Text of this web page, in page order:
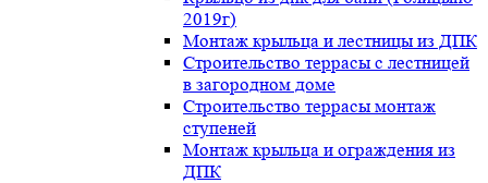
2019г)
Монтаж крыльца и лестницы из ДПК
Строительство террасы с лестницей
в загородном доме
Строительство террасы монтаж
ступеней
Монтаж крыльца и ограждения из
ДПК